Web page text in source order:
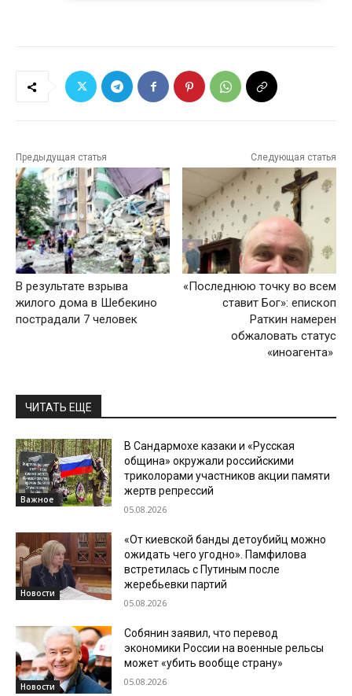
Предыдущая статья
В результате взрыва
жилого дома в Шебекино
пострадали 7 человек
Следующая статья
«Последнюю точку во всем
ставит Бог»: епископ
Раткин намерен
обжаловать статус
«иноагента»
ЧИТАТЬ ЕЩЕ
Важное
В Сандармохе казаки и «Русская
община» окружали российскими
триколорами участников акции памяти
жертв репрессий
05.08.2026
Новости
«От киевской банды детоубийц можно
ожидать чего угодно». Памфилова
встретилась с Путиным после
жеребьевки партий
05.08.2026
Новости
Собянин заявил, что перевод
экономики России на военные рельсы
может «убить вообще страну»
05.08.2026